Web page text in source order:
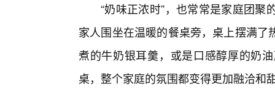
“奶味正浓时”，也常常是家庭团
家人围坐在温暖的餐桌旁，桌上摆满
煮的牛奶银耳羹，或是口感醇厚的奶
桌，整个家庭的氛围都变得更加融洽和